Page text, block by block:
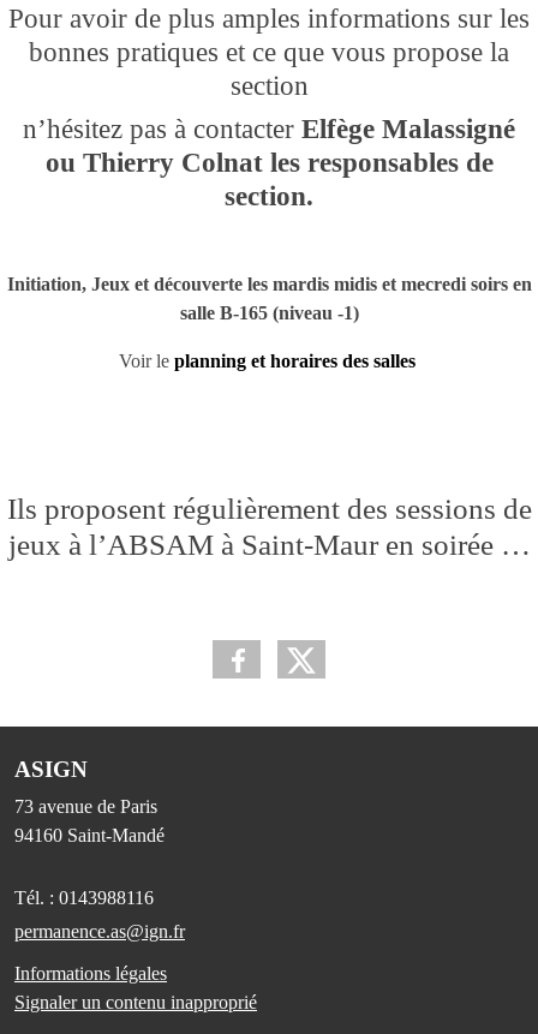
Pour avoir de plus amples informations sur les
bonnes pratiques et ce que vous propose la
section
n’hésitez pas à contacter Elfège Malassigné
ou Thierry Colnat les responsables de
section.
Initiation, Jeux et découverte les mardis midis et mecredi soirs en
salle B-165 (niveau -1)
Voir le planning et horaires des salles
Ils proposent régulièrement des sessions de
jeux à l’ABSAM à Saint-Maur en soirée …
ASIGN
73 avenue de Paris
94160 Saint-Mandé
Tél. : 0143988116
permanence.as@ign.fr
Informations légales
Signaler un contenu inapproprié